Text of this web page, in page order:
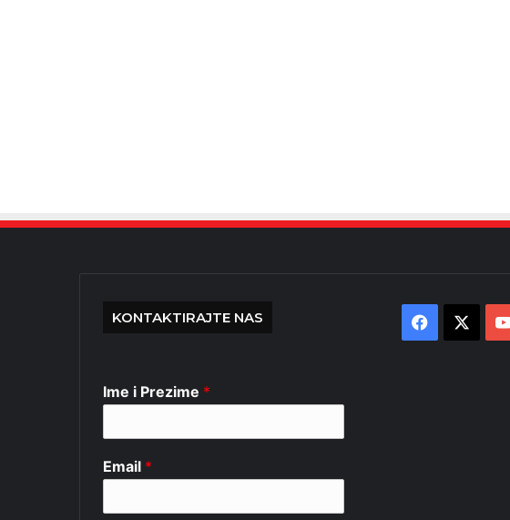
KONTAKTIRAJTE NAS
Ime i Prezime *
Email *
Facebook